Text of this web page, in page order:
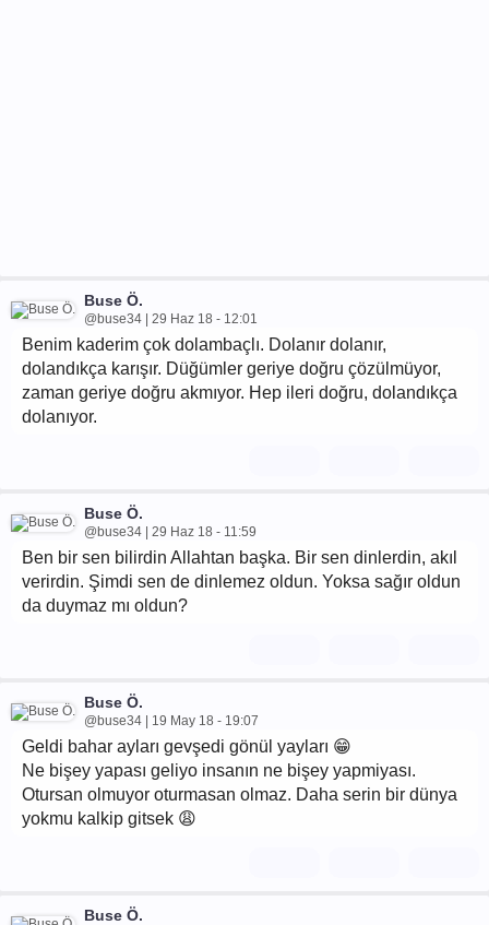
Buse Ö.
@buse34 | 29 Haz 18 - 12:01
Benim kaderim çok dolambaçlı. Dolanır dolanır,
dolandıkça karışır. Düğümler geriye doğru çözülmüyor,
zaman geriye doğru akmıyor. Hep ileri doğru, dolandıkça
dolanıyor.
Buse Ö.
@buse34 | 29 Haz 18 - 11:59
Ben bir sen bilirdin Allahtan başka. Bir sen dinlerdin, akıl
verirdin. Şimdi sen de dinlemez oldun. Yoksa sağır oldun
da duymaz mı oldun?
Buse Ö.
@buse34 | 19 May 18 - 19:07
Geldi bahar ayları gevşedi gönül yayları 😁
Ne bişey yapası geliyo insanın ne bişey yapmiyası.
Otursan olmuyor oturmasan olmaz. Daha serin bir dünya
yokmu kalkip gitsek 😩
Buse Ö.